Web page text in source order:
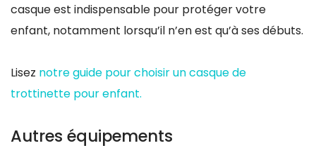
casque est indispensable pour protéger votre
enfant, notamment lorsqu’il n’en est qu’à ses débuts.
Lisez notre guide pour choisir un casque de
trottinette pour enfant.
Autres équipements